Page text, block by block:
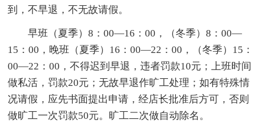
到，不早退，不无故请假。
早班（夏季）8：00—16：00，（冬季）8：00—
15：00，晚班（夏季）16：00—22：00，（冬季）15：
00—22：00，不得迟到早退，违者罚款10元；上班时间
做私活，罚款20元；无故早退作旷工处理；如有特殊情
况请假，应先书面提出申请，经店长批准后方可，否则
做旷工一次罚款50元。旷工二次做自动除名。